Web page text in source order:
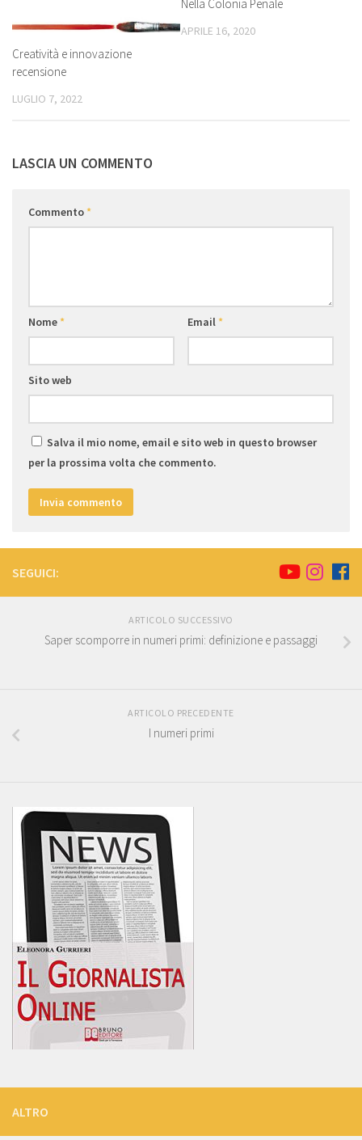
Creatività e innovazione
recensione
LUGLIO 7, 2022
Nella Colonia Penale
APRILE 16, 2020
LASCIA UN COMMENTO
Commento*
Nome* Email*
Sito web
Salva il mio nome, email e sito web in questo browser
per la prossima volta che commento.
SEGUICI:
ARTICOLO SUCCESSIVO
Saper scomporre in numeri primi: definizione e passaggi
ARTICOLO PRECEDENTE
I numeri primi
ALTRO